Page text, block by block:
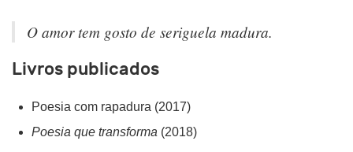
O amor tem gosto de seriguela madura.
Livros publicados
Poesia com rapadura (2017)
Poesia que transforma (2018)